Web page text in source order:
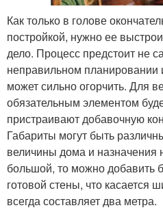
Как только в голове
постройкой, нужно ее
дело. Процесс предстоит не
неправильном планировании
может сильно огорчить. Для
обязательным элементом
пристраивают добавочную
Габариты могут быть
величины дома и
большой, то можно добавить
готовой стены, что касается
всегда составляет два метра.